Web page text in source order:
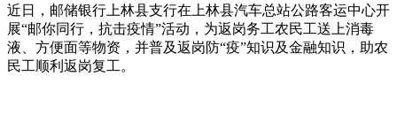
近日，邮储银行上林县支行在上林县汽车总站公路客运中心开
展“邮你同行，抗击疫情”活动，为返岗务工农民工送上消毒
液、方便面等物资，并普及返岗防“疫”知识及金融知识，助农
民工顺利返岗复工。